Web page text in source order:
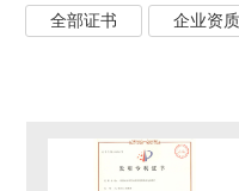
全部证书 企业资质